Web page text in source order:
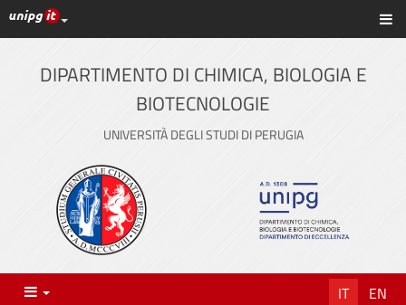
Vai
al
contenuto
principale
Link ai principali servizi web di Ateneo
DIPARTIMENTO DI CHIMICA, BIOLOGIA E
BIOTECNOLOGIE
UNIVERSITÀ DEGLI STUDI DI PERUGIA
Menu IT EN